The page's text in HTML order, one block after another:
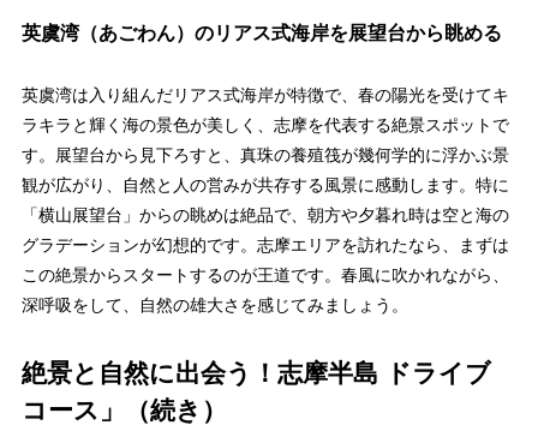
英虞湾（あごわん）のリアス式海岸を展望台から眺める
英虞湾は入り組んだリアス式海岸が特徴で、春の陽光を受けてキ
ラキラと輝く海の景色が美しく、志摩を代表する絶景スポットで
す。展望台から見下ろすと、真珠の養殖筏が幾何学的に浮かぶ景
観が広がり、自然と人の営みが共存する風景に感動します。特に
「横山展望台」からの眺めは絶品で、朝方や夕暮れ時は空と海の
グラデーションが幻想的です。志摩エリアを訪れたなら、まずは
この絶景からスタートするのが王道です。春風に吹かれながら、
深呼吸をして、自然の雄大さを感じてみましょう。
絶景と自然に出会う！志摩半島 ドライブ
コース」（続き）